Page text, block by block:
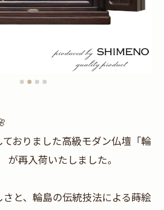
おりました高級モダン仏壇「輪
が再入荷いたしました。
と、輪島の伝統技法による蒔絵